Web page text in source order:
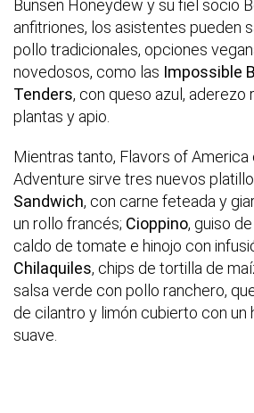
Bunsen Honeydew y su fiel socio
anfitriones, los asistentes pueden
pollo tradicionales, opciones
novedosos, como las Impossible
Tenders, con queso azul, aderezo
plantas y apio.
Mientras tanto, Flavors of America
Adventure sirve tres nuevos
Sandwich, con carne feteada y
un rollo francés; Cioppino, guiso
caldo de tomate e hinojo con
Chilaquiles, chips de tortilla de
salsa verde con pollo ranchero,
de cilantro y limón cubierto con un
suave.